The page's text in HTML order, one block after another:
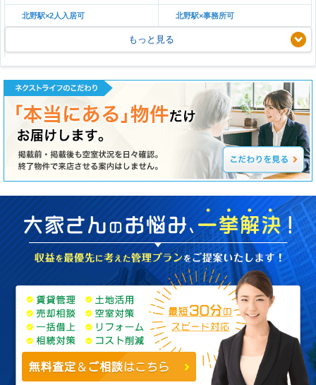
北野駅×2人入居可 北野駅×事務所可
もっと見る